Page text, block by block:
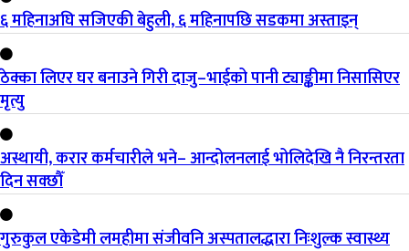
६ महिनाअघि सजिएकी बेहुली, ६ महिनापछि सडकमा अस्ताइन्
ठेक्का लिएर घर बनाउने गिरी दाजु–भाईको पानी ट्याङ्कीमा निसासिएर
मृत्यु
अस्थायी, करार कर्मचारीले भने– आन्दोलनलाई भोलिदेखि नै निरन्तरता
दिन सक्छौँ
गुरुकुल एकेडेमी लमहीमा संजीवनि अस्पतालद्धारा निःशुल्क स्वास्थ्य